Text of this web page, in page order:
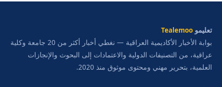
تعليمو Tealemoo
بوابة الأخبار الأكاديمية العراقية — نغطي أخبار أكثر من 20 جامعة وكلية
عراقية، من التصنيفات الدولية والاعتمادات إلى البحوث والإنجازات
العلمية، بتحرير مهني ومحتوى موثوق منذ 2020.